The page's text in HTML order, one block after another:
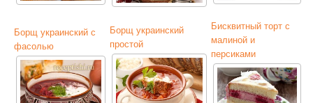
Борщ украинский с
фасолью
Борщ украинский
простой
Бисквитный торт с
малиной и
персиками